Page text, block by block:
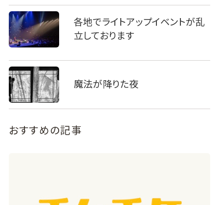
各地でライトアップイベントが乱
立しております
魔法が降りた夜
おすすめの記事